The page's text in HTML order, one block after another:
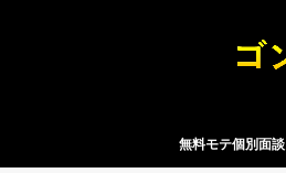
無料モテ個別面談